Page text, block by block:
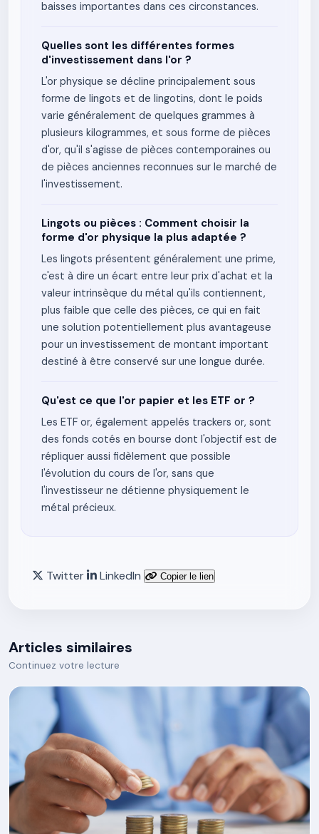
baisses importantes dans ces circonstances.
Quelles sont les différentes formes
d'investissement dans l'or ?
L'or physique se décline principalement sous
forme de lingots et de lingotins, dont le poids
varie généralement de quelques grammes à
plusieurs kilogrammes, et sous forme de pièces
d'or, qu'il s'agisse de pièces contemporaines ou
de pièces anciennes reconnues sur le marché de
l'investissement.
Lingots ou pièces : Comment choisir la
forme d'or physique la plus adaptée ?
Les lingots présentent généralement une prime,
c'est à dire un écart entre leur prix d'achat et la
valeur intrinsèque du métal qu'ils contiennent,
plus faible que celle des pièces, ce qui en fait
une solution potentiellement plus avantageuse
pour un investissement de montant important
destiné à être conservé sur une longue durée.
Qu'est ce que l'or papier et les ETF or ?
Les ETF or, également appelés trackers or, sont
des fonds cotés en bourse dont l'objectif est de
répliquer aussi fidèlement que possible
l'évolution du cours de l'or, sans que
l'investisseur ne détienne physiquement le
métal précieux.
Twitter LinkedIn Copier le lien
Articles similaires
Continuez votre lecture